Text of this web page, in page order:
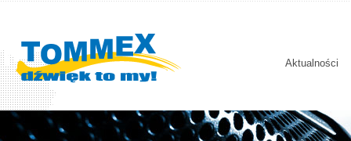
Aktualności